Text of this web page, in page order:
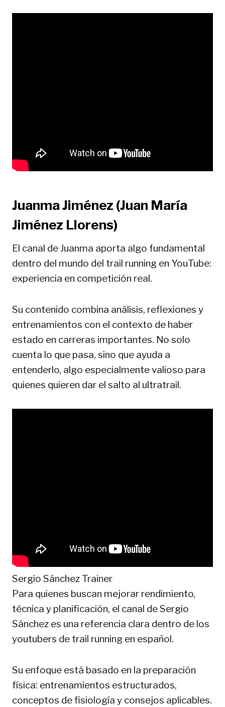
Juanma Jiménez (Juan María
Jiménez Llorens)
El canal de Juanma aporta algo fundamental
dentro del mundo del trail running en YouTube:
experiencia en competición real.
Su contenido combina análisis, reflexiones y
entrenamientos con el contexto de haber
estado en carreras importantes. No solo
cuenta lo que pasa, sino que ayuda a
entenderlo, algo especialmente valioso para
quienes quieren dar el salto al ultratrail.
Sergio Sánchez Trainer
Para quienes buscan mejorar rendimiento,
técnica y planificación, el canal de Sergio
Sánchez es una referencia clara dentro de los
youtubers de trail running en español.
Su enfoque está basado en la preparación
física: entrenamientos estructurados,
conceptos de fisiología y consejos aplicables.